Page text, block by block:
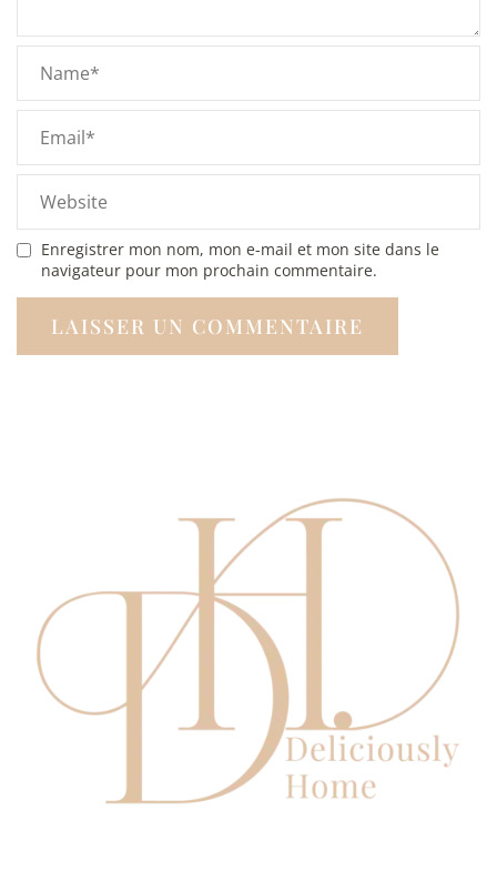
Enregistrer mon nom, mon e-mail et mon site dans le
navigateur pour mon prochain commentaire.